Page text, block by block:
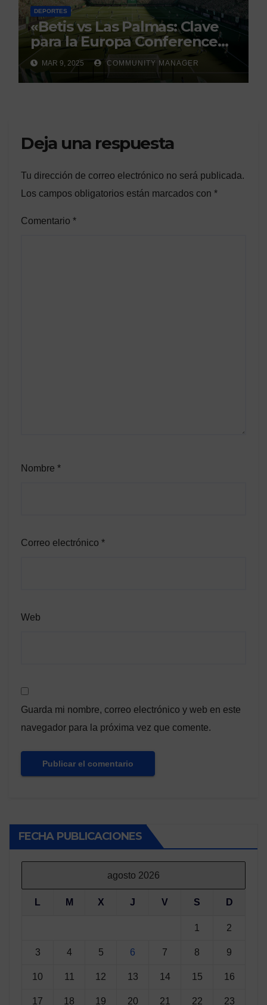
DEPORTES
«Betis vs Las Palmas: Clave
para la Europa Conference
League»
MAR 9, 2025 COMMUNITY MANAGER
Deja una respuesta
Tu dirección de correo electrónico no será publicada.
Los campos obligatorios están marcados con *
Comentario *
Nombre *
Correo electrónico *
Web
Guarda mi nombre, correo electrónico y web en este
navegador para la próxima vez que comente.
FECHA PUBLICACIONES
agosto 2026
L M X J V S D
1 2
3 4 5 6 7 8 9
10 11 12 13 14 15 16
17 18 19 20 21 22 23